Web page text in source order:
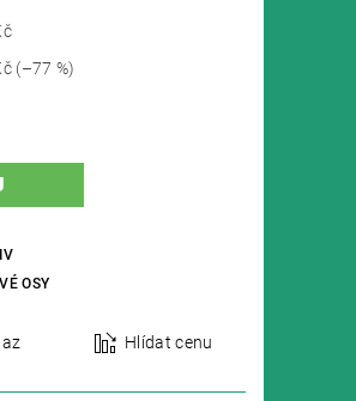
(–77 %)
OSY
Hlídat cenu